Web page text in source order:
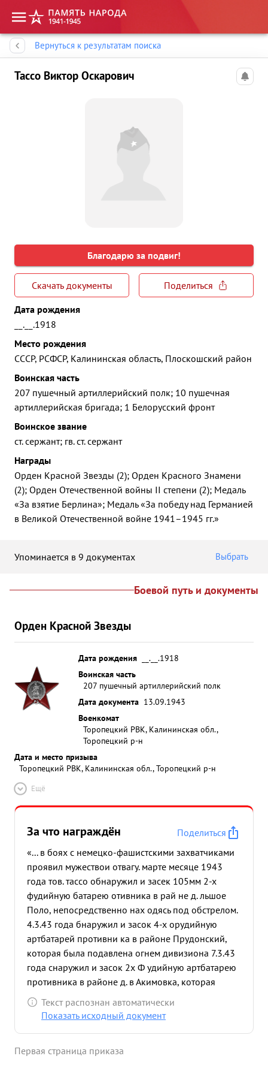
Вернуться к результатам поиска
Тассо Виктор Оскарович
Благодарю за подвиг!
Скачать документы
Поделиться
Дата рождения
__.__.1918
Место рождения
СССР, РСФСР, Калининская область, Плоскошский район
Воинская часть
207 пушечный артиллерийский полк; 10 пушечная
артиллерийская бригада; 1 Белорусский фронт
Воинское звание
ст. сержант; гв. ст. сержант
Награды
Орден Красной Звезды (2); Орден Красного Знамени
(2); Орден Отечественной войны II степени (2); Медаль
«За взятие Берлина»; Медаль «За победу над Германией
в Великой Отечественной войне 1941–1945 гг.»
Упоминается в 9 документах Выбрать
Боевой путь и документы
Орден Красной Звезды
Дата рождения
__.__.1918
Воинская часть
207 пушечный артиллерийский полк
Дата документа 13.09.1943
Военкомат
Торопецкий РВК, Калининская обл.,
Торопецкий р-н
Дата и место призыва
Торопецкий РВК, Калининская обл., Торопецкий р-н
Ещё
За что награждён
Поделиться
«... в боях с немецко-фашистскими захватчиками
проявил мужествои отвагу. марте месяце 1943
года тов. тассо обнаружил и засек 105мм 2-х
фудийную батарею отивника в рай не д. льшое
Поло, непосредственно нах одясь под обстрелом.
4.3.43 года бнаружил и засок 4-х орудийную
артбатарей противни ка в районе Прудонский,
которая была подавлена огнем дивизиона 7.3.43
года снаружил и засок 2х Ф удийную артбатарею
противника в районе д. в Акимовка, которая
подавлена огнем дивизи на. 6.3. 43 г. обнаружил и
засек трехорудийную батарею по отивника в
фяна. 13.3.43 года обнаружил и засек 4-х
Текст распознан автоматически
Показать исходный документ
Первая страница приказа
Память народа